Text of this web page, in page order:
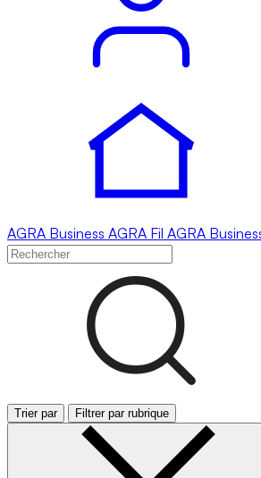
AGRA Business AGRA Fil AGRA
Trier par Filtrer par rubrique